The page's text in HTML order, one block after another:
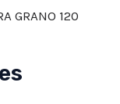
GRANO 120